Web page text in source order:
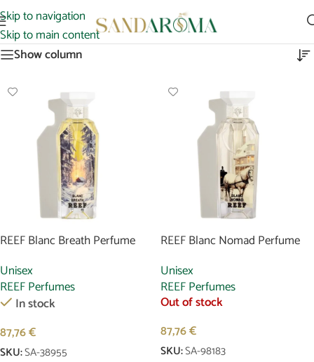
Skip to navigation
Skip to main contentWinter Collection
Show column
REEF Blanc Breath Perfume
Unisex
REEF Perfumes
In stock
87,76€
SKU:SA-38955
REEF Blanc Nomad Perfume
Unisex
REEF Perfumes
Out of stock
87,76€
SKU:SA-98183